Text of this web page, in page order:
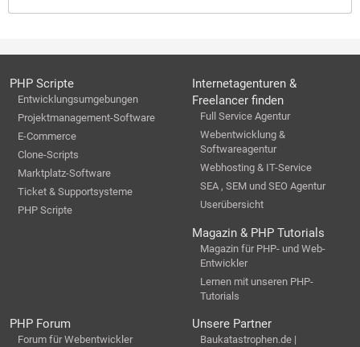
PHP Scripte
Entwicklungsumgebungen
Projektmanagement-Software
E-Commerce
Clone-Scripts
Marktplatz-Software
Ticket & Supportsysteme
PHP Scripte
Internetagenturen &
Freelancer finden
Full Service Agentur
Webentwicklung &
Softwareagentur
Webhosting & IT-Service
SEA , SEM und SEO Agentur
Userübersicht
Magazin & PHP Tutorials
Magazin für PHP- und Web-
Entwickler
Lernen mit unseren PHP-
Tutorials
PHP Forum
Forum für Webentwickler
Unsere Partner
Baukatastrophen.de |